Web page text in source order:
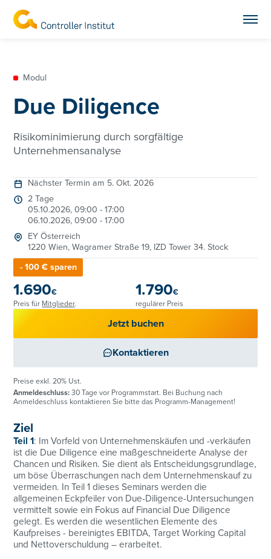
Modul
Due Diligence
Risikominimierung durch sorgfältige
Unternehmensanalyse
Ziel
Teil 1: Im Vorfeld von Unternehmenskäufen und -verkäufen
ist die Due Diligence eine maßgeschneiderte Analyse der
Chancen und Risiken. Sie dient als Entscheidungsgrundlage,
um böse Überraschungen nach dem Unternehmenskauf zu
vermeiden. In Teil 1 dieses Seminars werden die
allgemeinen Eckpfeiler von Due-Diligence-Untersuchungen
vermittelt sowie ein Fokus auf Financial Due Diligence
gelegt. Es werden die wesentlichen Elemente des
Kaufpreises - bereinigtes EBITDA, Target Working Capital
und Nettoverschuldung – erarbeitet.
Nächster Termin am 5. Okt. 2026
2 Tage
05.10.2026, 09:00 - 17:00
06.10.2026, 09:00 - 17:00
EY Österreich
1220 Wien, Wagramer Straße 19, IZD Tower 34. Stock
- 100 € sparen
1.690€
Preis für Mitglieder.
1.790€
regulärer Preis
Jetzt buchen
Kontaktieren
Preise exkl. 20% Ust.
Anmeldeschluss: 30 Tage vor Programmstart. Bei Buchung nach
Anmeldeschluss kontaktieren Sie bitte das Programm-Management!